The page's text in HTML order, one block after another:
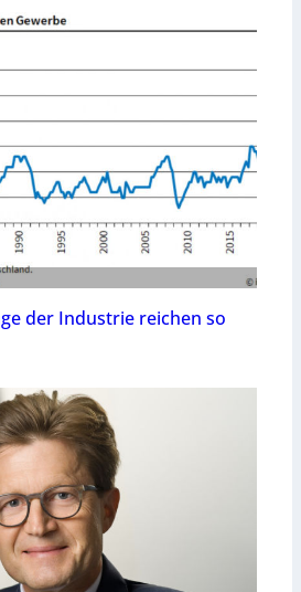
der Industrie reichen so